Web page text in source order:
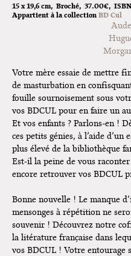
15 x 19,6 cm Broché 37.00€
Appartient à la collection BD Cul
Votre mère essaie de mettre
de masturbation en
fouille sournoisement sous
vos BDCUL pour en faire un
Et vos enfants ? Parlons-en !
ces petits génies, à l’aide d’un
plus élevé de la bibliothèque
Est-il la peine de vous
encore retrouver vos BDCUL
Bonne nouvelle ! Le manque
mensonges à répétition ne
souvenir ! Découvrez notre
la litérature française dans
vos BDCUL ! Votre entourage
Home" à Colomiers
Tournée "Vulva Viking" :
Pich à Paris et Vincennes !
Dédicace de Gwénola Carrère à
Bruxelles